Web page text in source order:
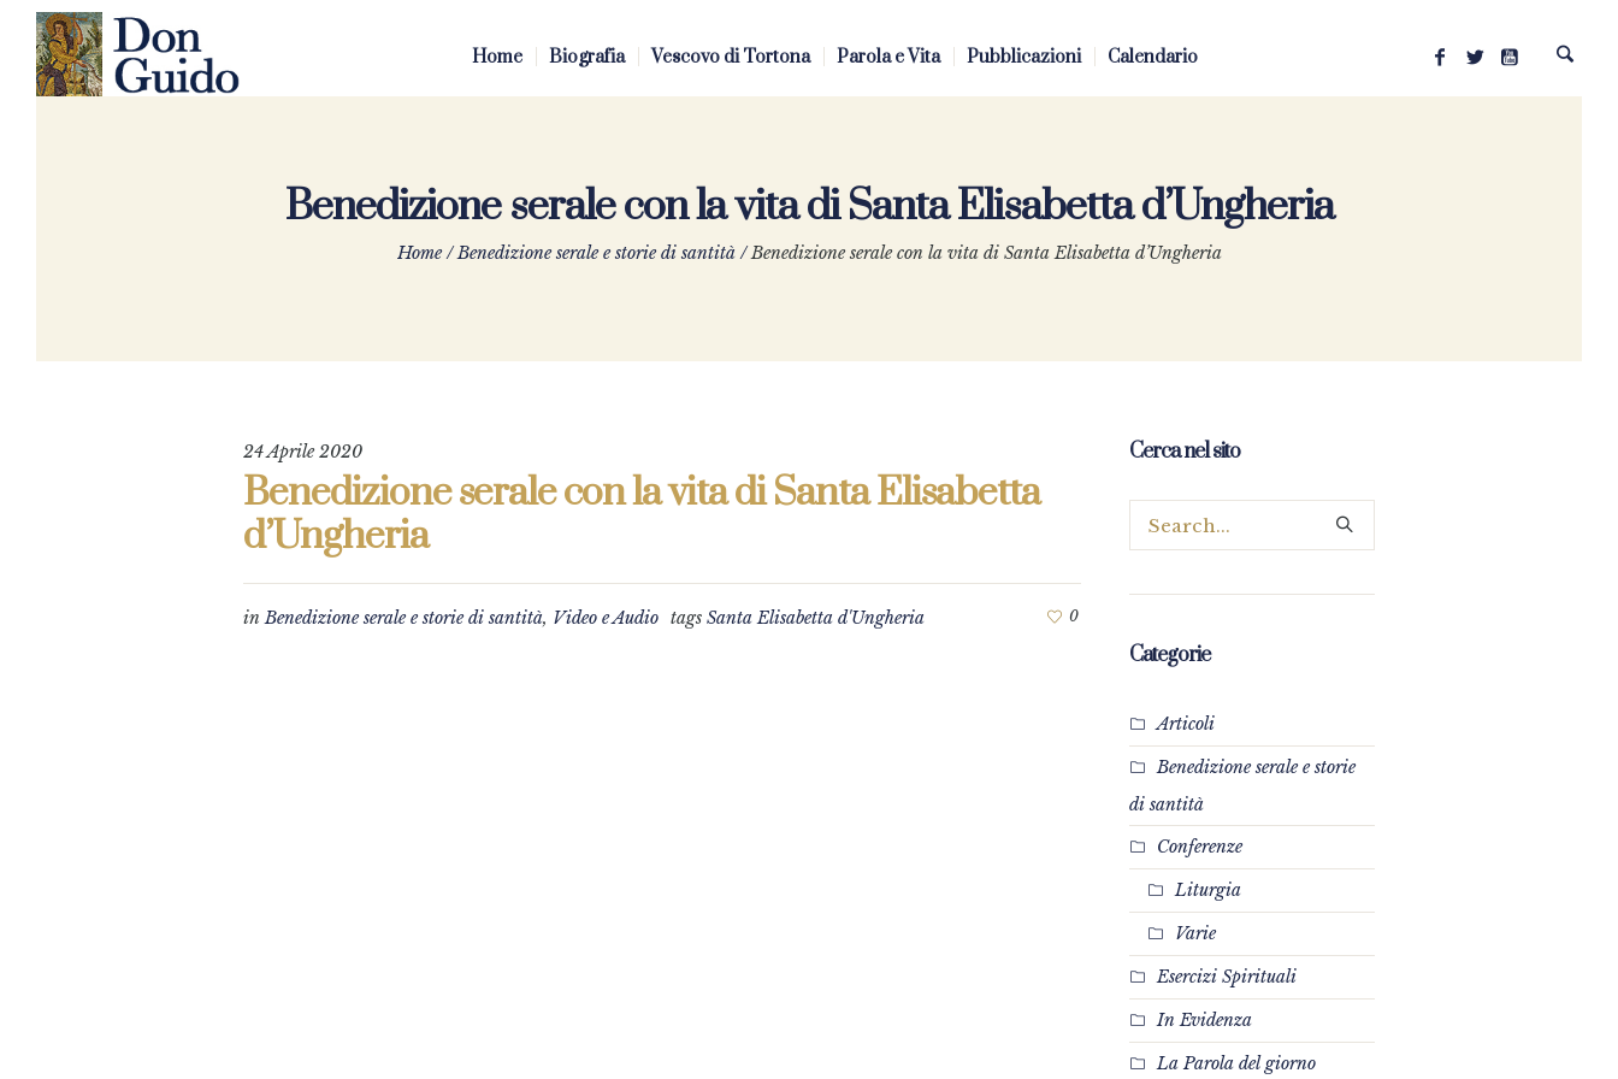
Home Biografia Vescovo di Tortona Parola e Vita Pubblicazioni Calendario
Benedizione serale con la vita di Santa Elisabetta d’Ungheria
Home /Benedizione serale e storie di santità /Benedizione serale con la vita di Santa Elisabetta d’Ungheria
24 Aprile 2020
Benedizione serale con la vita di Santa Elisabetta
d’Ungheria
inBenedizione serale e storie di santità, Video e Audio tags Santa Elisabetta d'Ungheria 0
Cerca nel sito
Categorie
Articoli
Benedizione serale e storie
di santità
Conferenze
Liturgia
Varie
Esercizi Spirituali
In Evidenza
La Parola del giorno